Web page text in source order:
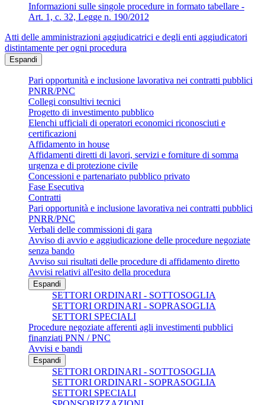
Informazioni sulle singole procedure in formato tabellare -
Art. 1, c. 32, Legge n. 190/2012
Atti delle amministrazioni aggiudicatrici e degli enti aggiudicatori
distintamente per ogni procedura
Espandi
Pari opportunità e inclusione lavorativa nei contratti pubblici
PNRR/PNC
Collegi consultivi tecnici
Progetto di investimento pubblico
Elenchi ufficiali di operatori economici riconosciuti e
certificazioni
Affidamento in house
Affidamenti diretti di lavori, servizi e forniture di somma
urgenza e di protezione civile
Concessioni e partenariato pubblico privato
Fase Esecutiva
Contratti
Pari opportunità e inclusione lavorativa nei contratti pubblici
PNRR/PNC
Verbali delle commissioni di gara
Avviso di avvio e aggiudicazione delle procedure negoziate
senza bando
Avviso sui risultati delle procedure di affidamento diretto
Avvisi relativi all'esito della procedura
Espandi
SETTORI ORDINARI - SOTTOSOGLIA
SETTORI ORDINARI - SOPRASOGLIA
SETTORI SPECIALI
Procedure negoziate afferenti agli investimenti pubblici
finanziati PNN / PNC
Avvisi e bandi
Espandi
SETTORI ORDINARI - SOTTOSOGLIA
SETTORI ORDINARI - SOPRASOGLIA
SETTORI SPECIALI